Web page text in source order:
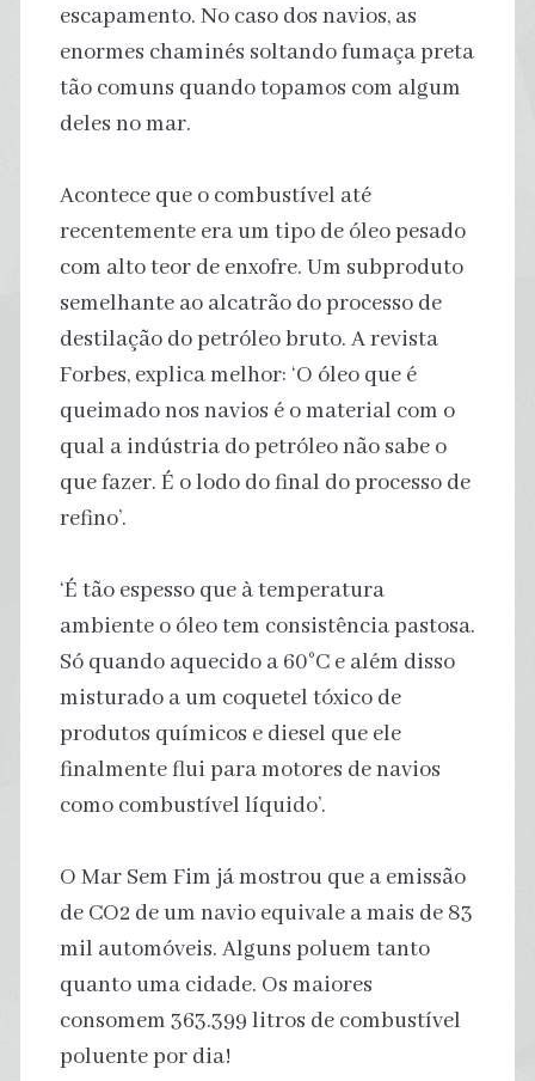
escapamento. No caso dos navios, as
enormes chaminés soltando fumaça preta
tão comuns quando topamos com algum
deles no mar.
Acontece que o combustível até
recentemente era um tipo de óleo pesado
com alto teor de enxofre. Um subproduto
semelhante ao alcatrão do processo de
destilação do petróleo bruto. A revista
Forbes, explica melhor: ‘O óleo que é
queimado nos navios é o material com o
qual a indústria do petróleo não sabe o
que fazer. É o lodo do final do processo de
refino’.
‘É tão espesso que à temperatura
ambiente o óleo tem consistência pastosa.
Só quando aquecido a 60°C e além disso
misturado a um coquetel tóxico de
produtos químicos e diesel que ele
finalmente flui para motores de navios
como combustível líquido’.
O Mar Sem Fim já mostrou que a emissão
de CO2 de um navio equivale a mais de 83
mil automóveis. Alguns poluem tanto
quanto uma cidade. Os maiores
consomem 363.399 litros de combustível
poluente por dia!